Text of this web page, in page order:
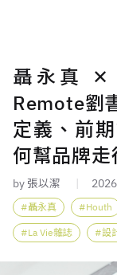
聶永真 ✕
Remote劉
定義、前
何幫品牌走
by 張以潔
聶永真 Houth
La Vie雜誌 設